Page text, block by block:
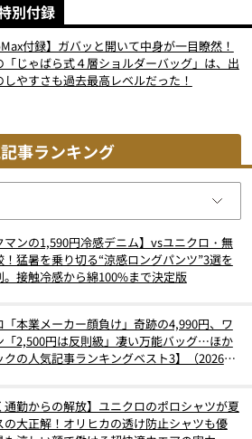
別付録
付録】ガバッと開いて中身が一目瞭然！
「じゃばら式４層ショルダーバッグ」は、出
しやすさも過去最高レベルだった！
事ランキング
マンの1,590円冷感デニム】vsユニクロ・無
！猛暑を乗り切る“涼感ロングパンツ”3選を
。接触冷感から綿100%まで決定版
「本業メーカー顔負け」奇跡の4,990円、ワ
「2,500円は反則級」凄い万能バッグ…ほか
クの人気記事ランキングベスト3】（2026年
通勤からの解放】ユニクロのポロシャツが夏
の大正解！オリヒカの透け防止シャツも優